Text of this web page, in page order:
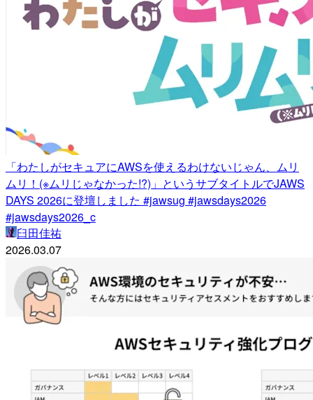
「わたしがセキュアにAWSを使えるわけないじゃん、ムリ
ムリ！(※ムリじゃなかった!?)」というサブタイトルでJAWS
DAYS 2026に登壇しました #jawsug #jawsdays2026
#jawsdays2026_c
臼田佳祐
2026.03.07